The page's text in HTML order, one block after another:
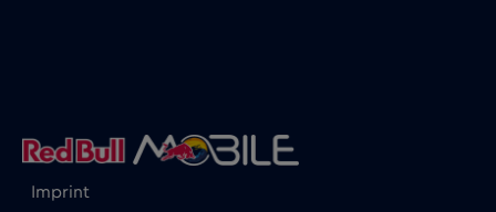
Imprint